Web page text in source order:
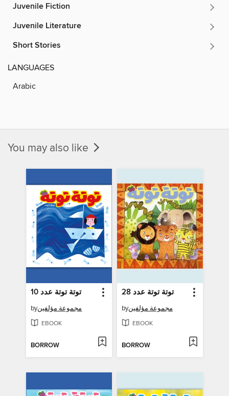
Juvenile Fiction
Juvenile Literature
Short Stories
LANGUAGES
Arabic
You may also like
توتة توتة عدد 10
byمجموعة مؤلفين
EBOOK
BORROW
توتة توتة عدد 28
byمجموعة مؤلفين
EBOOK
BORROW